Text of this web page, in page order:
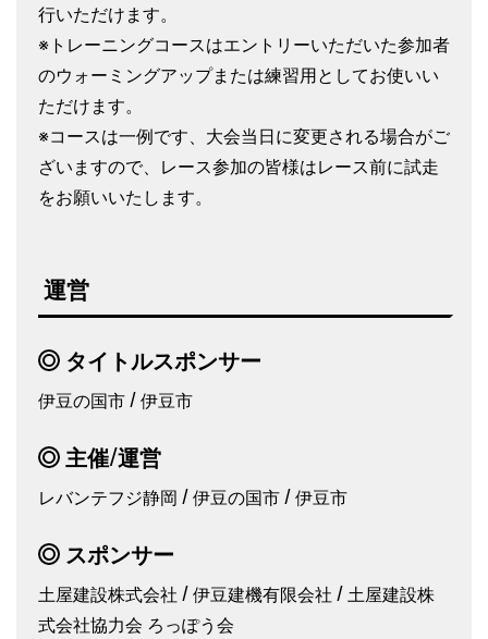
行いただけます。
※トレーニングコースはエントリーいただいた参加者
のウォーミングアップまたは練習用としてお使いい
ただけます。
※コースは一例です、大会当日に変更される場合がご
ざいますので、レース参加の皆様はレース前に試走
をお願いいたします。
運営
タイトルスポンサー
伊豆の国市 / 伊豆市
主催/運営
レバンテフジ静岡 / 伊豆の国市 / 伊豆市
スポンサー
土屋建設株式会社 / 伊豆建機有限会社 / 土屋建設株
式会社協力会 ろっぽう会